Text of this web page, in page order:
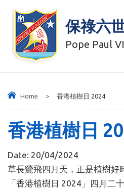
保祿六
Pope Paul
Home > 香港植樹日 2024
香港植樹日
Date: 20/04/2024
草長鶯飛四月天，正是植樹好
「香港植樹日 2024 」四月二